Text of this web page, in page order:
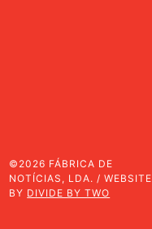
©2026 FÁBRICA DE
NOTÍCIAS, LDA. / WEBSITE
BY DIVIDE BY TWO